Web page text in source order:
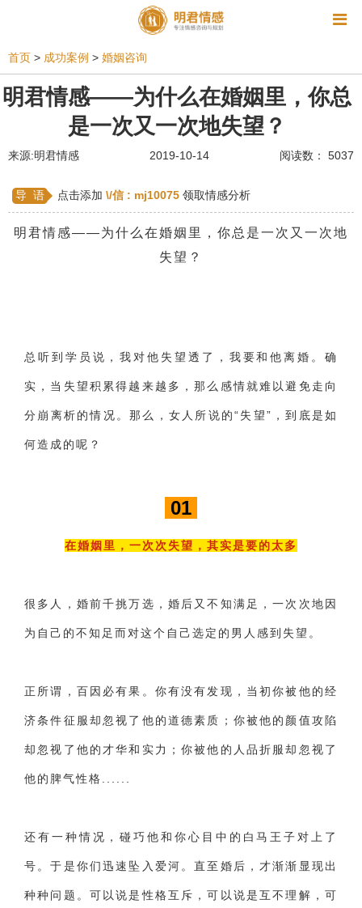
相亲 同性恋 恋爱技巧 挽回爱情
爱情相关 星座情感 离婚
姻缘测试 美容 怀孕 交友
感情挽回 双鱼座男生 情感测试
水瓶座男生 摩羯座男生 射手座男生
天秤座男生
不和 金牛座男生 白羊座男生 吵架
财产分割 外遇 分手 第三者 心态
变心 感人 伤感 婚姻问题 脾气
经营婚姻 婚姻修复 孕早期 感情挽回
产妇食谱 同性恋 交往 搭讪 光棍节
交流沟通 约会 情感语录 情商 两性健康
首页 > 成功案例 > 婚姻咨询
明君情感——为什么在婚姻里，你总
是一次又一次地失望？
来源:明君情感 2019-10-14 阅读数： 5037
导 语 点击添加 \/信 : mj10075 领取情感分析
明君情感——为什么在婚姻里，你总是一次又一次地
失望？
总听到学员说，我对他失望透了，我要和他离婚。确
实，当失望积累得越来越多，那么感情就难以避免走向
分崩离析的情况。那么，女人所说的“失望”，到底是如
何造成的呢？
01
在婚姻里，一次次失望，其实是要的太多
很多人，婚前千挑万选，婚后又不知满足，一次次地因
为自己的不知足而对这个自己选定的男人感到失望。
正所谓，百因必有果。你有没有发现，当初你被他的经
济条件征服却忽视了他的道德素质；你被他的颜值攻陷
却忽视了他的才华和实力；你被他的人品折服却忽视了
他的脾气性格......
还有一种情况，碰巧他和你心目中的白马王子对上了
号。于是你们迅速坠入爱河。直至婚后，才渐渐显现出
种种问题。可以说是性格互斥，可以说是互不理解，可